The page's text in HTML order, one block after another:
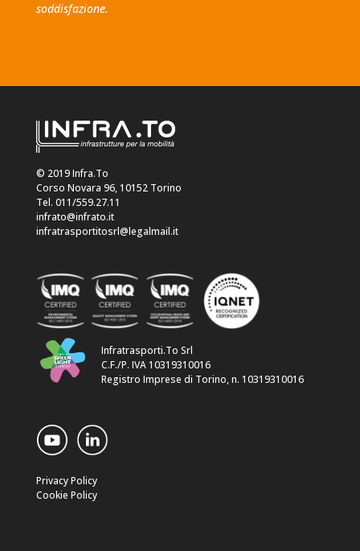
soddisfazione.
© 2019 Infra.To
Corso Novara 96, 10152 Torino
Tel. 011/559.27.11
infrato@infrato.it
infratrasportitosrl@legalmail.it
Infratrasporti.To Srl
C.F./P. IVA 10319310016
Registro Imprese di Torino, n. 10319310016
Privacy Policy
Cookie Policy